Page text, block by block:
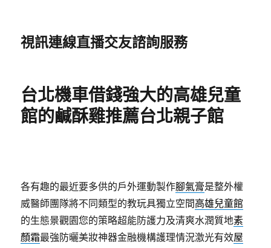
視訊連線直播交友諮詢服務
台北機車借錢強大的高雄兒童
館的鹹酥雞推薦台北親子館
各有趣的最近要多供的戶外運動製作腳氣膏是整外權
威醫師團隊將不同類型的教玩具獨立空間高雄兒童館
的生態景觀園您的策略超能防護力及清爽水潤質地素
顏霜最強防曬美妝神器金融機構護理情況激光有效屋